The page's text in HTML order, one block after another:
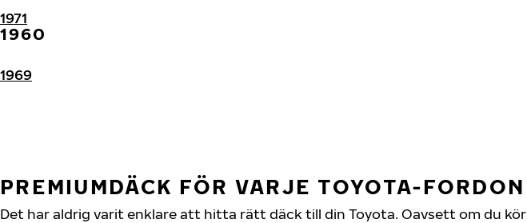
1971
1960
1969
PREMIUMDÄCK FÖR VARJE TOYOTA-FORDON
Det har aldrig varit enklare att hitta rätt däck till din Toyota. Oavsett om du kör